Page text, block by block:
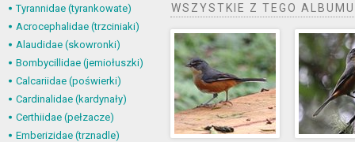
Tyrannidae (tyrankowate)
Acrocephalidae (trzciniaki)
Alaudidae (skowronki)
Bombycillidae (jemiołuszki)
Calcariidae (poświerki)
Cardinalidae (kardynały)
Certhiidae (pełzacze)
Emberizidae (trznadle)
WSZYSTKIE Z TEGO ALBUMU